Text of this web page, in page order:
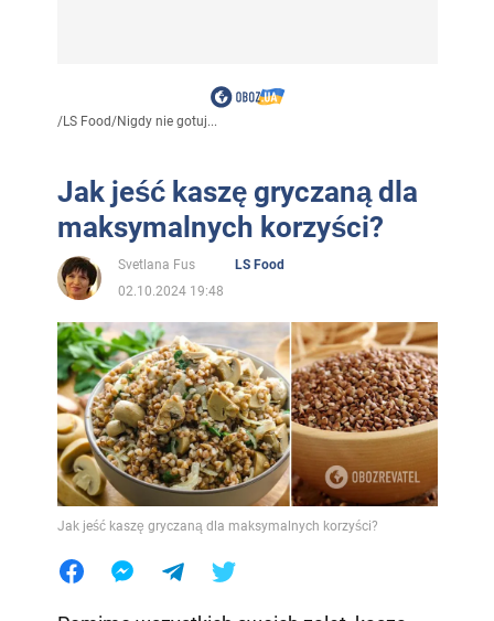
/LS Food/Nigdy nie gotuj...
Jak jeść kaszę gryczaną dla
maksymalnych korzyści?
Svetlana Fus
LS Food
02.10.2024 19:48
Jak jeść kaszę gryczaną dla maksymalnych korzyści?